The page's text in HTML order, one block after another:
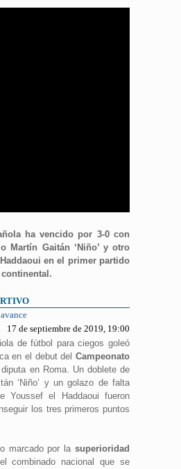
ha vencido por 3-0 con
Martín Gaitán ‘Niño’ y otro
en el primer partido
17 de septiembre de 2019, 19:00
de fútbol para ciegos goleó
en el debut del Campeonato
en Roma. Un doblete de
‘Niño’ y un golazo de falta
Youssef el Haddaoui fueron
los tres primeros puntos
marcado por la superioridad
combinado nacional que se